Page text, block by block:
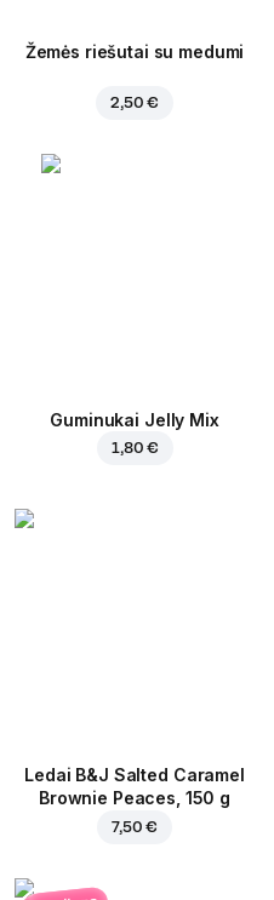
Žemės riešutai su medumi
2,50 €
Guminukai Jelly Mix
1,80 €
Ledai B&J Salted Caramel
Brownie Peaces, 150 g
7,50 €